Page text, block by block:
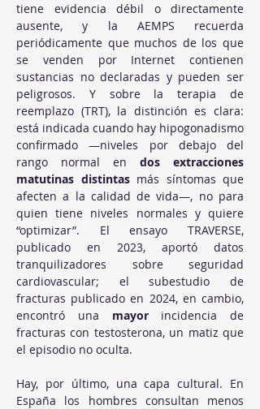
tiene evidencia débil o directamente
ausente, y la AEMPS recuerda
periódicamente que muchos de los que
se venden por Internet contienen
sustancias no declaradas y pueden ser
peligrosos. Y sobre la terapia de
reemplazo (TRT), la distinción es clara:
está indicada cuando hay hipogonadismo
confirmado —niveles por debajo del
rango normal en dos extracciones
matutinas distintas más síntomas que
afecten a la calidad de vida—, no para
quien tiene niveles normales y quiere
“optimizar”. El ensayo TRAVERSE,
publicado en 2023, aportó datos
tranquilizadores sobre seguridad
cardiovascular; el subestudio de
fracturas publicado en 2024, en cambio,
encontró una mayor incidencia de
fracturas con testosterona, un matiz que
el episodio no oculta.
Hay, por último, una capa cultural. En
España los hombres consultan menos